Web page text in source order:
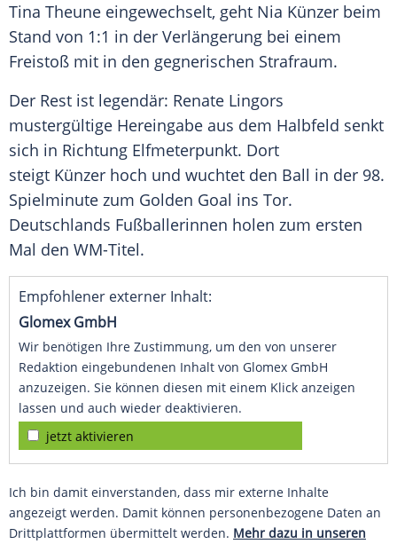
Tina Theune eingewechselt, geht Nia Künzer beim
Stand von 1:1 in der Verlängerung bei einem
Freistoß mit in den gegnerischen Strafraum.
Der Rest ist legendär: Renate Lingors
mustergültige Hereingabe aus dem Halbfeld senkt
sich in Richtung Elfmeterpunkt. Dort
steigt Künzer hoch und wuchtet den Ball in der 98.
Spielminute zum Golden Goal ins Tor.
Deutschlands Fußballerinnen holen zum ersten
Mal den WM-Titel.
Empfohlener externer Inhalt:
Glomex GmbH
Wir benötigen Ihre Zustimmung, um den von unserer
Redaktion eingebundenen Inhalt von Glomex GmbH
anzuzeigen. Sie können diesen mit einem Klick anzeigen
lassen und auch wieder deaktivieren.
jetzt aktivieren
Ich bin damit einverstanden, dass mir externe Inhalte
angezeigt werden. Damit können personenbezogene Daten an
Drittplattformen übermittelt werden. Mehr dazu in unseren